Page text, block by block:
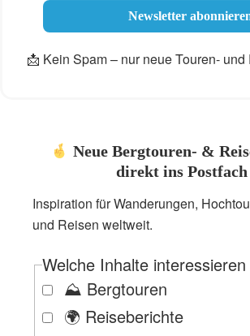
📩 Kein Spam – nur neue Touren-
Neue Bergtouren- &
direkt ins Postfach
Inspiration für Wanderungen,
und Reisen weltweit.
Welche Inhalte
⛰️ Bergtouren
🌍 Reiseberichte